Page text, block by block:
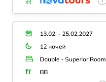
13.02. - 25.02.2027
12 ночей
Double - Superior Room
BB